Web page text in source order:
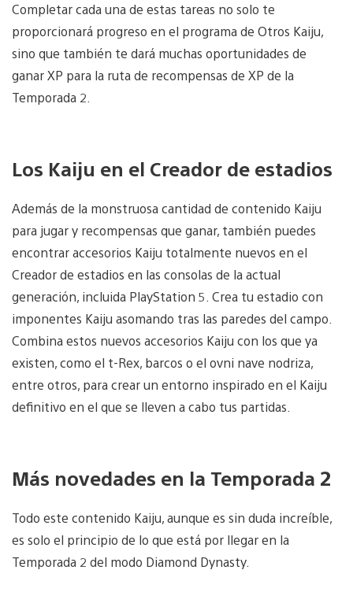
Completar cada una de estas tareas no solo te
proporcionará progreso en el programa de Otros Kaiju,
sino que también te dará muchas oportunidades de
ganar XP para la ruta de recompensas de XP de la
Temporada 2.
Los Kaiju en el Creador de estadios
Además de la monstruosa cantidad de contenido Kaiju
para jugar y recompensas que ganar, también puedes
encontrar accesorios Kaiju totalmente nuevos en el
Creador de estadios en las consolas de la actual
generación, incluida PlayStation 5. Crea tu estadio con
imponentes Kaiju asomando tras las paredes del campo.
Combina estos nuevos accesorios Kaiju con los que ya
existen, como el t-Rex, barcos o el ovni nave nodriza,
entre otros, para crear un entorno inspirado en el Kaiju
definitivo en el que se lleven a cabo tus partidas.
Más novedades en la Temporada 2
Todo este contenido Kaiju, aunque es sin duda increíble,
es solo el principio de lo que está por llegar en la
Temporada 2 del modo Diamond Dynasty.